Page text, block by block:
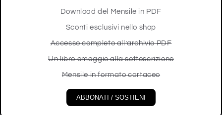
Download del Mensile in PDF
Sconti esclusivi nello shop
Accesso completo all’archivio PDF
Un libro omaggio alla sottoscrizione
Mensile in formato cartaceo
ABBONATI / SOSTIENI